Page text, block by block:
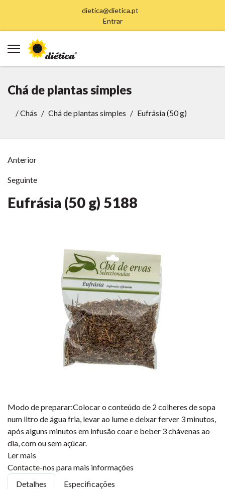
dietica@dietica.pt
Entrar
Chá de plantas simples
/Chás Chá de plantas simples Eufrásia (50 g)
Anterior
Seguinte
Eufrásia (50 g) 5188
Modo de preparar:Colocar o conteúdo de 2 colheres de sopa
num litro de água fria, levar ao lume e deixar ferver 3 minutos,
após alguns minutos em infusão coar e beber 3 chávenas ao
dia, com ou sem açúcar.
Ler mais
Contacte-nos para mais informações
Detalhes
Especificações